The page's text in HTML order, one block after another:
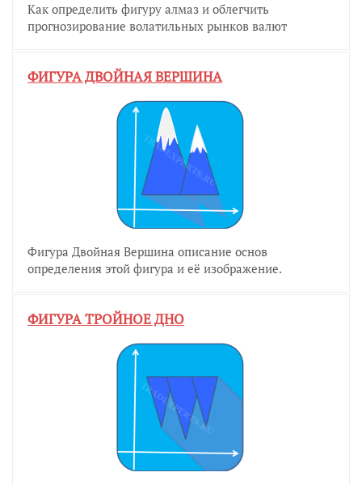
Как определить фигуру алмаз и облегчить
прогнозирование волатильных рынков валют
ФИГУРА ДВОЙНАЯ ВЕРШИНА
Фигура Двойная Вершина описание основ
определения этой фигура и её изображение.
ФИГУРА ТРОЙНОЕ ДНО